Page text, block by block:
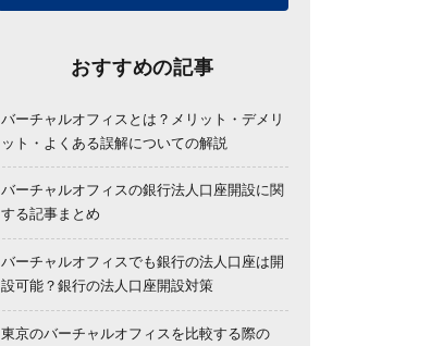
おすすめの記事
バーチャルオフィスとは？メリット・デメリ
ット・よくある誤解についての解説
バーチャルオフィスの銀行法人口座開設に関
する記事まとめ
バーチャルオフィスでも銀行の法人口座は開
設可能？銀行の法人口座開設対策
東京のバーチャルオフィスを比較する際の